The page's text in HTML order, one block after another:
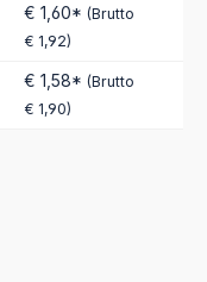
€ 1,60* (Brutto
€ 1,92)
€ 1,58* (Brutto
€ 1,90)